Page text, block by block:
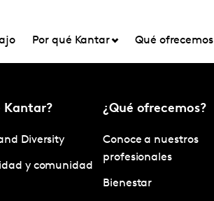
Por qué Kantar Qué ofrecemos
Kantar?
Diversity
y comunidad
¿Qué ofrecemos?
Conoce a nuestros
profesionales
Bienestar